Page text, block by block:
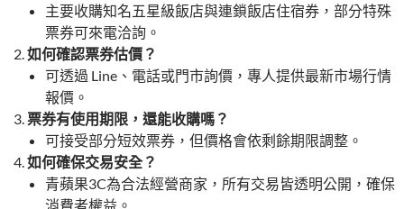
主要收購知名五星級飯店與連鎖飯店住宿券，部分特殊
票券可來電洽詢。
如何確認票券估價？
可透過 Line、電話或門市詢價，專人提供最新市場行情
報價。
票券有使用期限，還能收購嗎？
可接受部分短效票券，但價格會依剩餘期限調整。
如何確保交易安全？
青蘋果3C為合法經營商家，所有交易皆透明公開，確保
消費者權益。